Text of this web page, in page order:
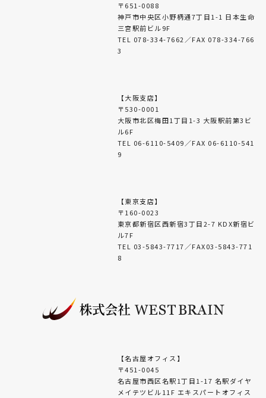
・お客さまの同意がある場合
・お客さまが希望されるサービスを行なうため
に当社が業務を委託する業者に対して開示する
当社は、個人情報の正確性及び安全性確保のた
めに、セキュリティに万全の対策を講じていま
ことを確認の上、対応させていただきます。
＜法令、規範の遵守と見直し＞
当社は、保有する個人情報に関して適用される
日本の法令、その他規範を遵守するとともに、
＜お問い合せ＞
当社の個人情報の取扱に関するお問い合せは下
神戸市中央区小野柄通7丁目1-1 日本生命三宮駅
Mail:info@westbrain-tax.jp
〒651-0088
神戸市中央区小野柄通7丁目1-1 日本生命
三宮駅前ビル9F
TEL 078-334-7662／FAX 078-334-766
3
【大阪支店】
〒530-0001
大阪市北区梅田1丁目1-3 大阪駅前第3ビ
ル6F
TEL 06-6110-5409／FAX 06-6110-541
9
【東京支店】
〒160-0023
東京都新宿区西新宿3丁目2-7 KDX新宿ビ
ル7F
TEL 03-5843-7717／FAX03-5843-771
8
【名古屋オフィス】
〒451-0045
名古屋市西区名駅1丁目1-17 名駅ダイヤ
メイテツビル11F エキスパートオフィス